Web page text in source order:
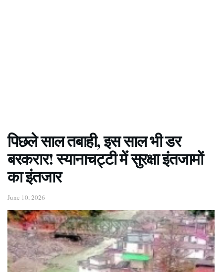
पिछले साल तबाही, इस साल भी डर
बरकरार! स्यानाचट्टी में सुरक्षा इंतजामों
का इंतजार
June 10, 2026